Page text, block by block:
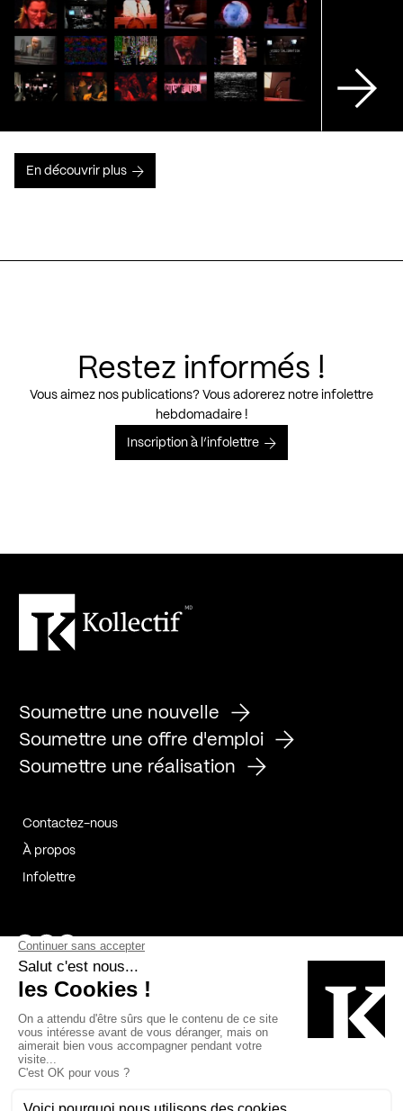
En découvrir plus
Restez informés !
Vous aimez nos publications? Vous adorerez notre infolettre
hebdomadaire !
Inscription à l’infolettre
Soumettre une nouvelle
Soumettre une offre d'emploi
Soumettre une réalisation
Contactez-nous
À propos
Infolettre
Page Facebook de Kollectif
Page Instagram de Kollectif
Page Linkedin de Kollectif
Bâtiment-Durable-Québec-1
Esquisses-1IRAC-1